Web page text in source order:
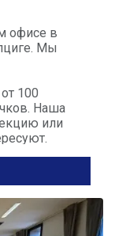
офисе в
Мы
100
Наша
или
встречи